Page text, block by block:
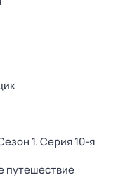
1. Серия 10-я